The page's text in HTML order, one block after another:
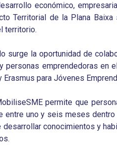
económico,
Territorial de la Plana
territorio.
surge la oportunidad de
personas emprendedoras en
Erasmus para Jóvenes
permite que
entre uno y seis meses
desarrollar conocimientos y